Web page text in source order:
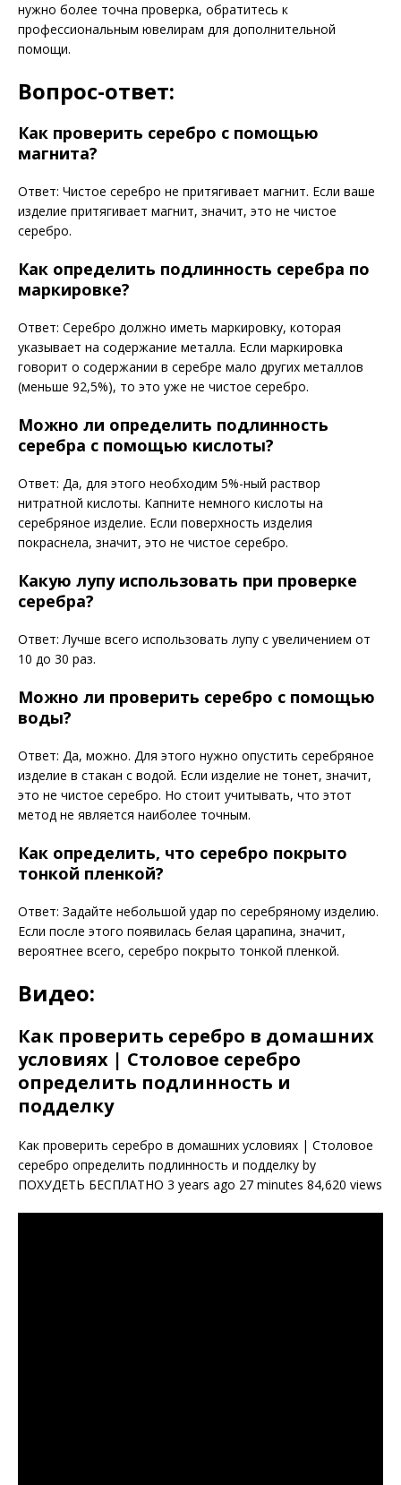
нужно более точна проверка, обратитесь к
профессиональным ювелирам для дополнительной
помощи.
Вопрос-ответ:
Как проверить серебро с помощью
магнита?
Ответ: Чистое серебро не притягивает магнит. Если ваше
изделие притягивает магнит, значит, это не чистое
серебро.
Как определить подлинность серебра по
маркировке?
Ответ: Серебро должно иметь маркировку, которая
указывает на содержание металла. Если маркировка
говорит о содержании в серебре мало других металлов
(меньше 92,5%), то это уже не чистое серебро.
Можно ли определить подлинность
серебра с помощью кислоты?
Ответ: Да, для этого необходим 5%-ный раствор
нитратной кислоты. Капните немного кислоты на
серебряное изделие. Если поверхность изделия
покраснела, значит, это не чистое серебро.
Какую лупу использовать при проверке
серебра?
Ответ: Лучше всего использовать лупу с увеличением от
10 до 30 раз.
Можно ли проверить серебро с помощью
воды?
Ответ: Да, можно. Для этого нужно опустить серебряное
изделие в стакан с водой. Если изделие не тонет, значит,
это не чистое серебро. Но стоит учитывать, что этот
метод не является наиболее точным.
Как определить, что серебро покрыто
тонкой пленкой?
Ответ: Задайте небольшой удар по серебряному изделию.
Если после этого появилась белая царапина, значит,
вероятнее всего, серебро покрыто тонкой пленкой.
Видео:
Как проверить серебро в домашних
условиях | Столовое серебро
определить подлинность и
подделку
Как проверить серебро в домашних условиях | Столовое
серебро определить подлинность и подделку by
ПОХУДЕТЬ БЕСПЛАТНО 3 years ago 27 minutes 84,620 views